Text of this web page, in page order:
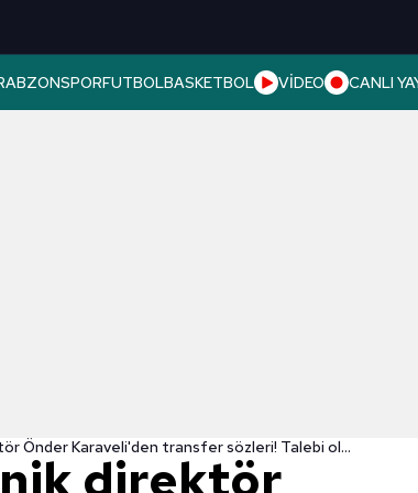
FUTBOLBASKETBOL VİDEO CANLI
Beşiktaş'ta teknik direktör Önder Karaveli'den transfer sözleri! Talebi oldu mu?
direktör